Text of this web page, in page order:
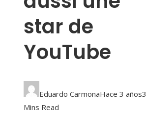
star de
YouTube
Eduardo CarmonaHace 3 años3
Mins Read